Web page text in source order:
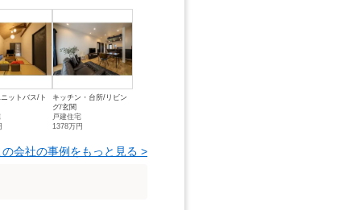
ットバス/ト
キッチン・台所/リビン
グ/玄関
戸建住宅
1378万円
の会社の事例をもっと見る >